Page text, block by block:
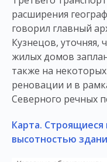
расширения
говорил главный
Кузнецов, уточняя,
жилых домов
также на
реновации и в
Северного речных
Карта.
высотностью